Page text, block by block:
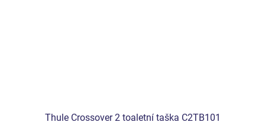
Thule Crossover 2 toaletní taška C2TB101